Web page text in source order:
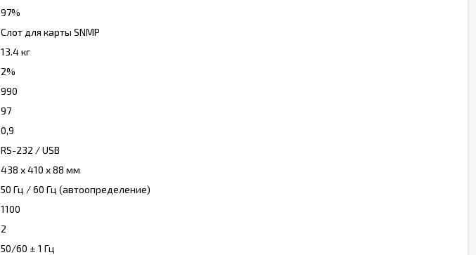
97%
Слот для карты SNMP
13.4 кг
2%
990
97
0,9
RS-232 / USB
438 x 410 x 88 мм
50 Гц / 60 Гц (автоопределение)
1100
2
50/60 ± 1 Гц